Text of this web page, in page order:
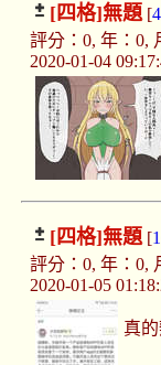
[四格]無題[
評分：0, 年：0,
2020-01-04
[四格]無題[
評分：0, 年：0,
2020-01-05
真